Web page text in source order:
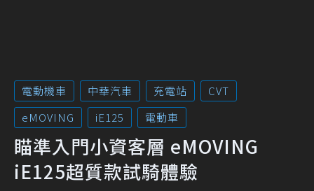
電動機車 中華汽車 充電站
CVT
eMOVING
iE125 電動車
瞄準入門小資客層 eMOVING
iE125超質款試騎體驗